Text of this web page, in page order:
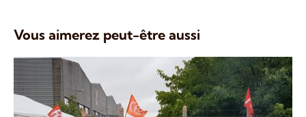
Vous aimerez peut-être aussi